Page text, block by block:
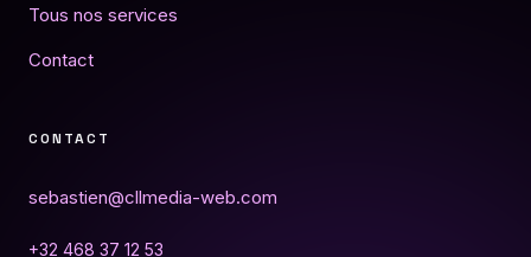
Tous nos services
Contact
CONTACT
sebastien@cllmedia-web.com
+32 468 37 12 53